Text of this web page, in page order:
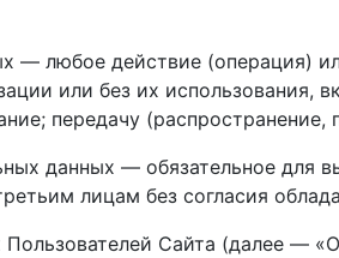
— любое действие (операция)
или без их использования,
передачу
данных — обязательное
лицам без согласия
Пользователей Сайта (далее